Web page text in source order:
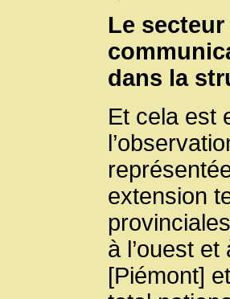
Le
dans la
Et cela est
extension
à l’ouest
[Piémont]